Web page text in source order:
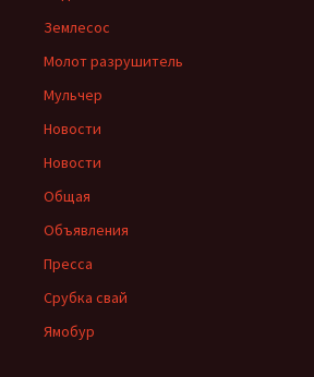
Землесос
Молот разрушитель
Мульчер
Новости
Новости
Общая
Объявления
Пресса
Срубка свай
Ямобур